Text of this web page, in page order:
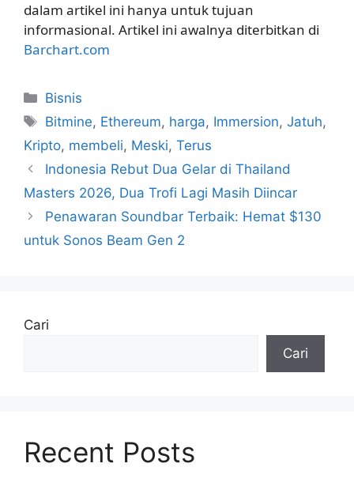
dalam artikel ini hanya untuk tujuan
informasional. Artikel ini awalnya diterbitkan di
Barchart.com
Kategori
Bisnis
Tag
Bitmine, Ethereum, harga, Immersion,Jatuh,
Kripto, membeli, Meski, Terus
Indonesia Rebut Dua Gelar di Thailand
Masters 2026, Dua Trofi Lagi Masih Diincar
Penawaran Soundbar Terbaik: Hemat $130
untuk Sonos Beam Gen 2
Cari
Cari
Recent Posts